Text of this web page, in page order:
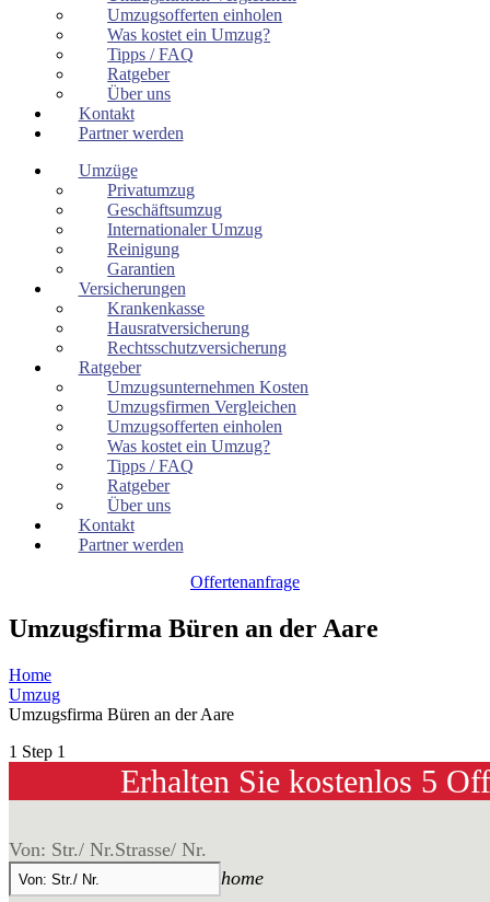
Umzugsofferten einholen
Was kostet ein Umzug?
Tipps / FAQ
Ratgeber
Über uns
Kontakt
Partner werden
Umzüge
Privatumzug
Geschäftsumzug
Internationaler Umzug
Reinigung
Garantien
Versicherungen
Krankenkasse
Hausratversicherung
Rechtsschutzversicherung
Ratgeber
Umzugsunternehmen Kosten
Umzugsfirmen Vergleichen
Umzugsofferten einholen
Was kostet ein Umzug?
Tipps / FAQ
Ratgeber
Über uns
Kontakt
Partner werden
Offertenanfrage
Umzugsfirma Büren an der Aare
Home
Umzug
Umzugsfirma Büren an der Aare
1 Step 1
Erhalten Sie kostenlos 5
Von: Str./ Nr.Strasse/ Nr.
home